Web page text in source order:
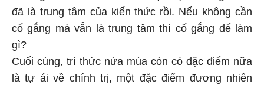
đã là trung tâm của kiến thức rồi. Nếu không cần
cố gắng mà vẫn là trung tâm thì cố gắng để làm
gì?
Cuối cùng, trí thức nửa mùa còn có đặc điểm nữa
là tự ái về chính trị, một đặc điểm đương nhiên